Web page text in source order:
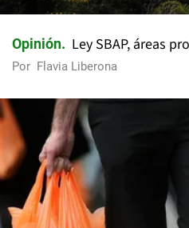
Opinión Ley SBAP, áreas
Por Flavia Liberona